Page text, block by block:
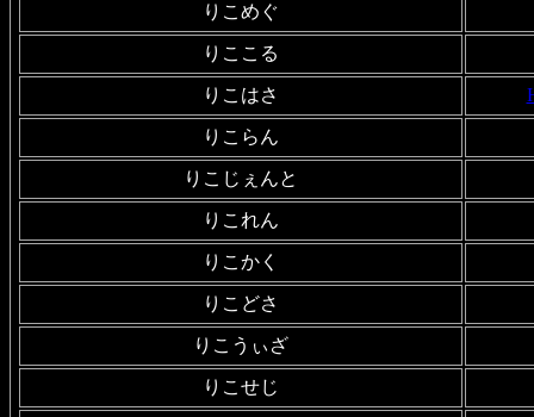
りこめぐ
りここる
りこはさ
りこらん
りこじぇんと
りこれん
りこかく
りこどさ
りこうぃざ
りこせじ